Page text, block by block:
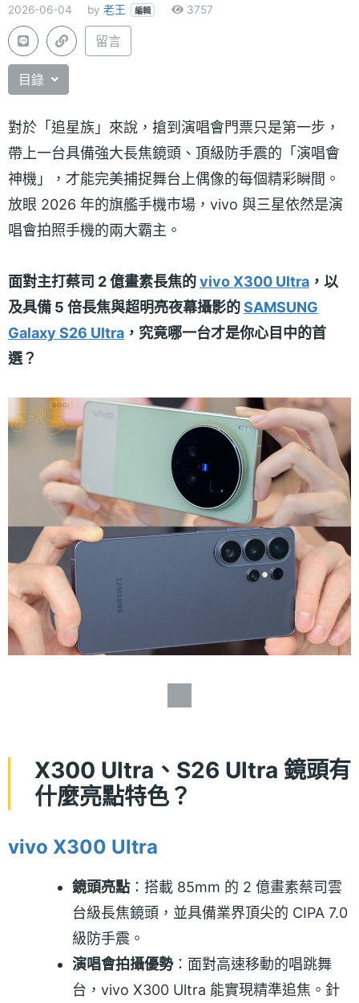
2026-06-04 by 老王 編輯 3757
留言
目錄
對於「追星族」來說，搶到演唱會門票只是第一步，
帶上一台具備強大長焦鏡頭、頂級防手震的「演唱會
神機」，才能完美捕捉舞台上偶像的每個精彩瞬間。
放眼 2026 年的旗艦手機市場，vivo 與三星依然是演
唱會拍照手機的兩大霸主。
面對主打蔡司 2 億畫素長焦的vivo X300 Ultra ，以
及具備 5 倍長焦與超明亮夜幕攝影的SAMSUNG
Galaxy S26 Ultra ，究竟哪一台才是你心目中的首
選？
X300 Ultra、S26 Ultra 鏡頭有
什麼亮點特色？
vivo X300 Ultra
鏡頭亮點 ：搭載 85mm 的 2 億畫素蔡司雲
台級長焦鏡頭，並具備業界頂尖的 CIPA 7.0
級防手震。
演唱會拍攝優勢：面對高速移動的唱跳舞
台，vivo X300 Ultra 能實現精準追焦。針